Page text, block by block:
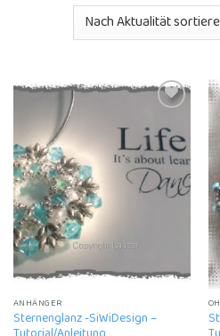
Add to
wishlist
ANHÄNGER
Sternenglanz -SiWiDesign –